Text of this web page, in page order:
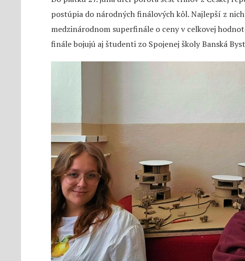
postúpia do národných finálových kôl. Najlepší z
medzinárodnom superfinále o ceny v celkovej
finále bojujú aj študenti zo Spojenej školy Banská